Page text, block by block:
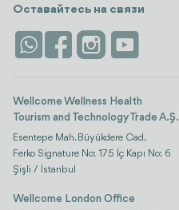
Безопасность
Контакты
Размещение
Достопримечательности
Отзывы
Istanbul
Оставайтесь на связи
Wellcome Wellness Health
Tourism and Technology Trade A.Ş.
Esentepe Mah. Büyükdere Cad.
Ferko Signature No: 175 İç Kapı No: 6
Şişli / İstanbul
Wellcome London Office